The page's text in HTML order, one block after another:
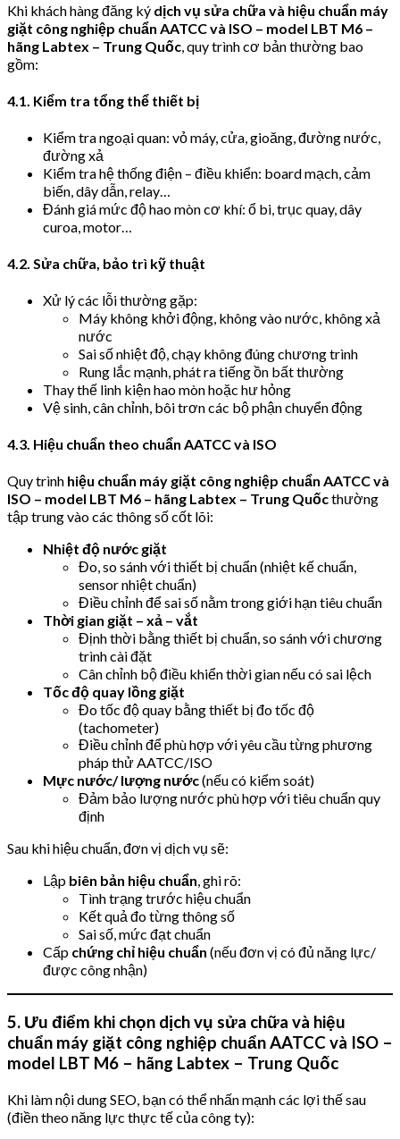
Khi khách hàng đăng ký dịch vụ sửa chữa và hiệu chuẩn máy
giặt công nghiệp chuẩn AATCC và ISO – model LBT M6 –
hãng Labtex – Trung Quốc , quy trình cơ bản thường bao
gồm:
4.1. Kiểm tra tổng thể thiết bị
Kiểm tra ngoại quan: vỏ máy, cửa, gioăng, đường nước,
đường xả
Kiểm tra hệ thống điện – điều khiển: board mạch, cảm
biến, dây dẫn, relay…
Đánh giá mức độ hao mòn cơ khí: ổ bi, trục quay, dây
curoa, motor…
4.2. Sửa chữa, bảo trì kỹ thuật
Xử lý các lỗi thường gặp:
Máy không khởi động, không vào nước, không xả
nước
Sai số nhiệt độ, chạy không đúng chương trình
Rung lắc mạnh, phát ra tiếng ồn bất thường
Thay thế linh kiện hao mòn hoặc hư hỏng
Vệ sinh, cân chỉnh, bôi trơn các bộ phận chuyển động
4.3. Hiệu chuẩn theo chuẩn AATCC và ISO
Quy trình hiệu chuẩn máy giặt công nghiệp chuẩn AATCC và
ISO – model LBT M6 – hãng Labtex – Trung Quốcthường
tập trung vào các thông số cốt lõi:
Nhiệt độ nước giặt
Đo, so sánh với thiết bị chuẩn (nhiệt kế chuẩn,
sensor nhiệt chuẩn)
Điều chỉnh để sai số nằm trong giới hạn tiêu chuẩn
Thời gian giặt – xả – vắt
Định thời bằng thiết bị chuẩn, so sánh với chương
trình cài đặt
Cân chỉnh bộ điều khiển thời gian nếu có sai lệch
Tốc độ quay lồng giặt
Đo tốc độ quay bằng thiết bị đo tốc độ
(tachometer)
Điều chỉnh để phù hợp với yêu cầu từng phương
pháp thử AATCC/ISO
Mực nước/ lượng nước(nếu có kiểm soát)
Đảm bảo lượng nước phù hợp với tiêu chuẩn quy
định
Sau khi hiệu chuẩn, đơn vị dịch vụ sẽ:
Lập biên bản hiệu chuẩn, ghi rõ:
Tình trạng trước hiệu chuẩn
Kết quả đo từng thông số
Sai số, mức đạt chuẩn
Cấp chứng chỉ hiệu chuẩn (nếu đơn vị có đủ năng lực/
được công nhận)
5. Ưu điểm khi chọn dịch vụ sửa chữa và hiệu
chuẩn máy giặt công nghiệp chuẩn AATCC và ISO –
model LBT M6 – hãng Labtex – Trung Quốc
Khi làm nội dung SEO, bạn có thể nhấn mạnh các lợi thế sau
(điền theo năng lực thực tế của công ty):